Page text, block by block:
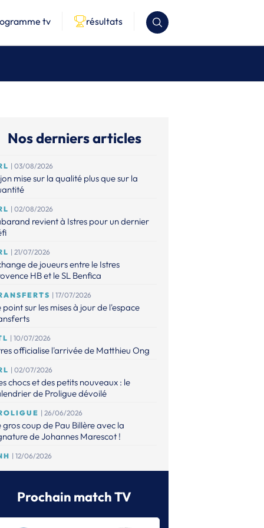
tv résultats
Nos derniers articles
| 03/08/2026
mise sur la qualité plus que sur la
| 02/08/2026
revient à Istres pour un dernier
| 21/07/2026
de joueurs entre le Istres
HB et le SL Benfica
| 17/07/2026
point sur les mises à jour de l'espace
| 10/07/2026
officialise l'arrivée de Matthieu Ong
| 02/07/2026
chocs et des petits nouveaux : le
de Proligue dévoilé
| 26/06/2026
gros coup de Pau Billère avec la
de Johannes Marescot !
| 12/06/2026
CNACG a validé les dossiers,
ProligueProchain match TV